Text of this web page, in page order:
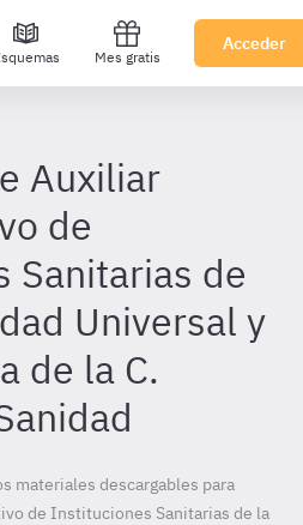
Mes gratis
Acceder
Auxiliar
de
Sanitarias de
Universal y
de la C.
materiales descargables para
de Instituciones Sanitarias de la